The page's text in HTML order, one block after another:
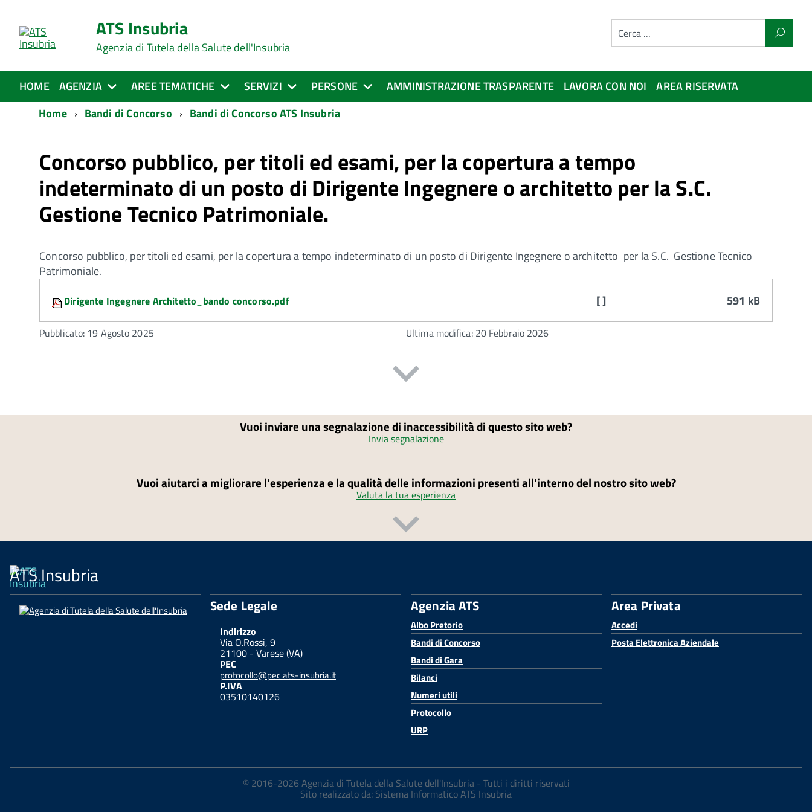
ATS Insubria
Agenzia di Tutela della Salute dell'Insubria
HOME AGENZIA AREE TEMATICHE SERVIZI PERSONE AMMINISTRAZIONE TRASPARENTE LAVORA CON NOI
AREA RISERVATA
Home
Bandi di Concorso Bandi di Concorso ATS Insubria
Concorso pubblico, per titoli ed esami, per la copertura a tempo
indeterminato di un posto di Dirigente Ingegnere o architetto per la S.C.
Gestione Tecnico Patrimoniale.
Concorso pubblico, per titoli ed esami, per la copertura a tempo indeterminato di un posto di Dirigente Ingegnere o architetto per la S.C. Gestione Tecnico
Patrimoniale.
Dirigente Ingegnere Architetto_bando concorso.pdf [ ] 591 kB
Pubblicato: 19 Agosto 2025 Ultima modifica: 20 Febbraio 2026
Vuoi inviare una segnalazione di inaccessibilità di questo sito web?
Invia segnalazione
Vuoi aiutarci a migliorare l'esperienza e la qualità delle informazioni presenti all'interno del nostro sito web?
Valuta la tua esperienza
ATS Insubria
Sede Legale
Indirizzo
Via O.Rossi, 9
21100 - Varese (VA)
PEC
protocollo@pec.ats-insubria.it
P.IVA
03510140126
Agenzia ATS
Albo Pretorio
Bandi di Concorso
Bandi di Gara
Bilanci
Numeri utili
Protocollo
URP
Area Privata
Accedi
Posta Elettronica Aziendale
© 2016-2026 Agenzia di Tutela della Salute dell'Insubria - Tutti i diritti riservati
Sito realizzato da: Sistema Informatico ATS Insubria